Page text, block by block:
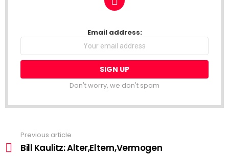
NEWSLETTER Email address:
Don't worry, we don't spam
more
Previous article
Bill Kaulitz: Alter,Eltern,Vermogen